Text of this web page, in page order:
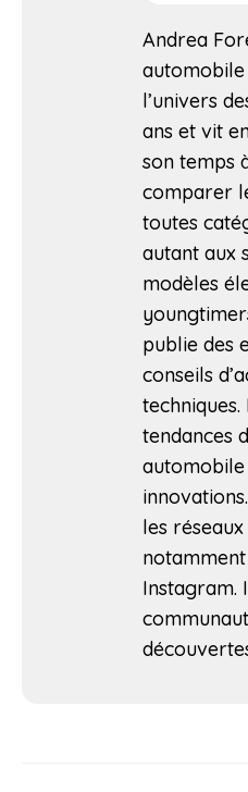
Andrea
l’univers
ans et vit
son temps
comparer
toutes
autant aux
modèles
publie des
conseils
tendances
automobile
les
Instagram.